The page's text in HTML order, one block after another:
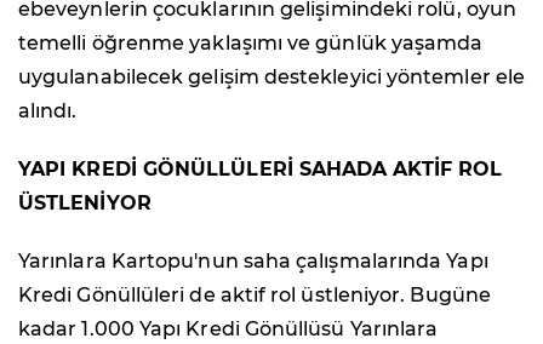
ebeveynlerin çocuklarının gelişimindeki rolü, oyun
temelli öğrenme yaklaşımı ve günlük yaşamda
uygulanabilecek gelişim destekleyici yöntemler ele
alındı.
YAPI KREDİ GÖNÜLLÜLERİ SAHADA AKTİF ROL
ÜSTLENİYOR
Yarınlara Kartopu'nun saha çalışmalarında Yapı
Kredi Gönüllüleri de aktif rol üstleniyor. Bugüne
kadar 1.000 Yapı Kredi Gönüllüsü Yarınlara